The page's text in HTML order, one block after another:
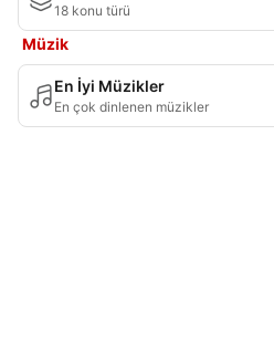
18 konu türü
Müzik
En İyi Müzikler
En çok dinlenen müzikler